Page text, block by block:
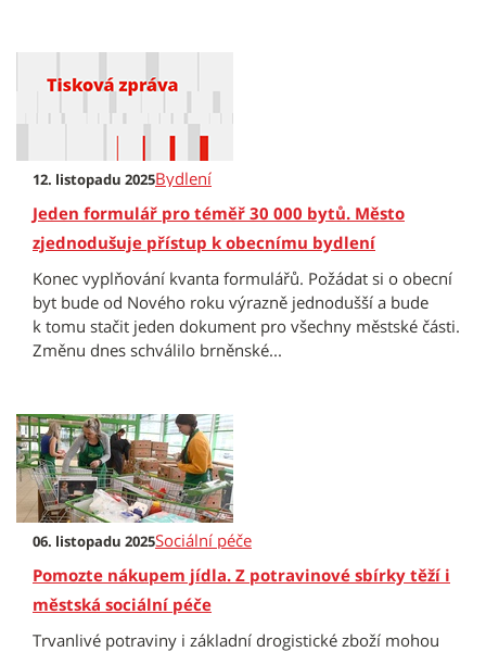
12. listopadu 2025Bydlení
Jeden formulář pro téměř 30 000 bytů. Město
zjednodušuje přístup k obecnímu bydlení
Konec vyplňování kvanta formulářů. Požádat si o obecní
byt bude od Nového roku výrazně jednodušší a bude
k tomu stačit jeden dokument pro všechny městské části.
Změnu dnes schválilo brněnské...
06. listopadu 2025Sociální péče
Pomozte nákupem jídla. Z potravinové sbírky těží i
městská sociální péče
Trvanlivé potraviny i základní drogistické zboží mohou